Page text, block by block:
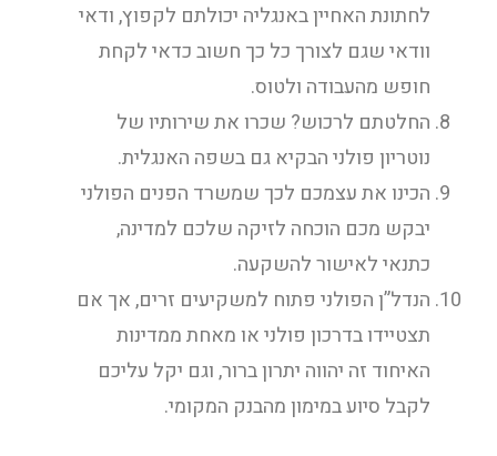
לחתונת האחיין באנגליה יכולתם לקפוץ, ודאי
וודאי שגם לצורך כל כך חשוב כדאי לקחת
חופש מהעבודה ולטוס.
החלטתם לרכוש? שכרו את שירותיו של
נוטריון פולני הבקיא גם בשפה האנגלית.
הכינו את עצמכם לכך שמשרד הפנים הפולני
יבקש מכם הוכחה לזיקה שלכם למדינה,
כתנאי לאישור להשקעה.
הנדל”ן הפולני פתוח למשקיעים זרים, אך אם
תצטיידו בדרכון פולני או מאחת ממדינות
האיחוד זה יהווה יתרון ברור, וגם יקל עליכם
לקבל סיוע במימון מהבנק המקומי.